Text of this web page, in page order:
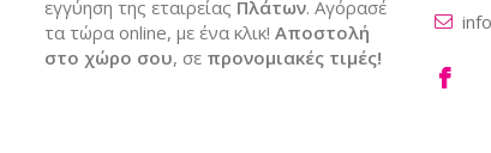
εγγύηση της εταιρείας Πλάτων. Αγόρασέ
τα τώρα online, με ένα κλικ! Αποστολή
στο χώρο σου, σε προνομιακές τιμές!